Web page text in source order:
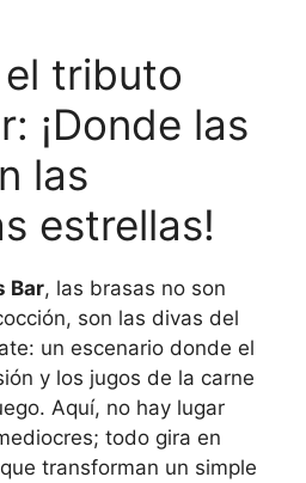
tributo
¡Donde las
las
estrellas!
Bar, las brasas no son
son las divas del
un escenario donde el
y los jugos de la carne
Aquí, no hay lugar
todo gira en
transforman un simple